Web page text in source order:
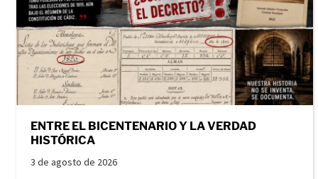
ENTRE EL BICENTENARIO Y LA VERDAD
HISTÓRICA
3 de agosto de 2026